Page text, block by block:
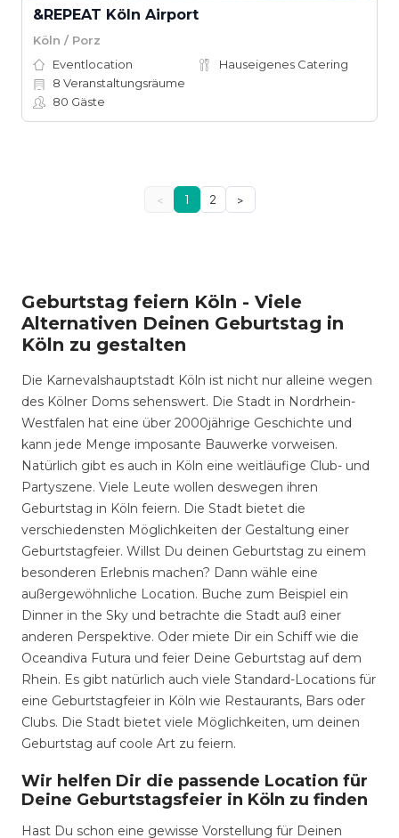
&REPEAT Köln Airport
Köln / Porz
Eventlocation
Hauseigenes Catering
8 Veranstaltungsräume
80 Gäste
< 1 2 >
Geburtstag feiern Köln - Viele
Alternativen Deinen Geburtstag in
Köln zu gestalten
Die Karnevalshauptstadt Köln ist nicht nur alleine wegen
des Kölner Doms sehenswert. Die Stadt in Nordrhein-
Westfalen hat eine über 2000jährige Geschichte und
kann jede Menge imposante Bauwerke vorweisen.
Natürlich gibt es auch in Köln eine weitläufige Club- und
Partyszene. Viele Leute wollen deswegen ihren
Geburtstag in Köln feiern. Die Stadt bietet die
verschiedensten Möglichkeiten der Gestaltung einer
Geburtstagfeier. Willst Du deinen Geburtstag zu einem
besonderen Erlebnis machen? Dann wähle eine
außergewöhnliche Location. Buche zum Beispiel ein
Dinner in the Sky und betrachte die Stadt auß einer
anderen Perspektive. Oder miete Dir ein Schiff wie die
Oceandiva Futura und feier Deine Geburtstag auf dem
Rhein. Es gibt natürlich auch viele Standard-Locations für
eine Geburtstagfeier in Köln wie Restaurants, Bars oder
Clubs. Die Stadt bietet viele Möglichkeiten, um deinen
Geburtstag auf coole Art zu feiern.
Wir helfen Dir die passende Location für
Deine Geburtstagsfeier in Köln zu finden
Hast Du schon eine gewisse Vorstellung für Deinen